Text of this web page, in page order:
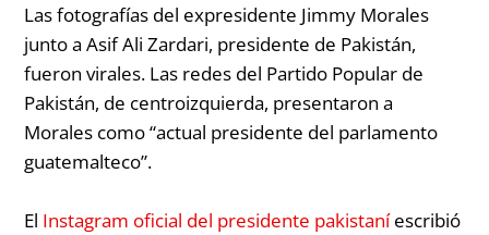
Las fotografías del expresidente Jimmy Morales
junto a Asif Ali Zardari, presidente de Pakistán,
fueron virales. Las redes del Partido Popular de
Pakistán, de centroizquierda, presentaron a
Morales como “actual presidente del parlamento
guatemalteco”.
El Instagram oficial del presidente pakistaníescribió